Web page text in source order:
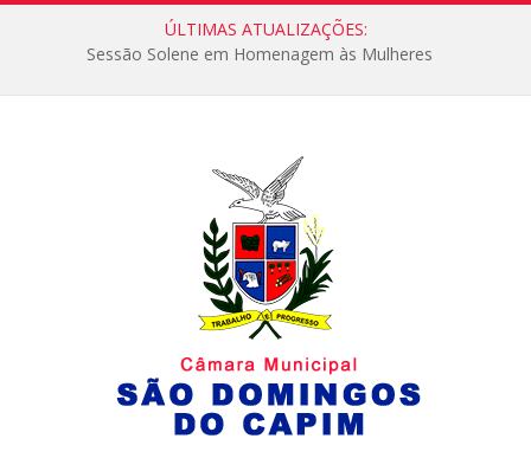
ÚLTIMAS ATUALIZAÇÕES:
Sessão Solene em Homenagem às Mulheres